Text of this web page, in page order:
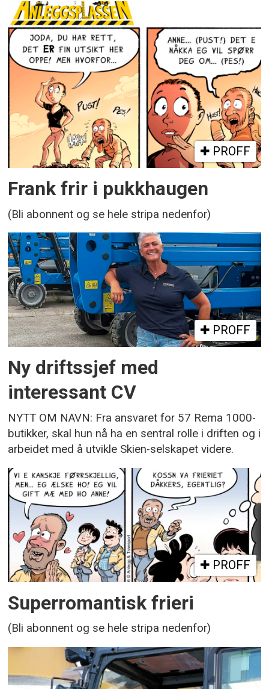
PROFF
Frank frir i pukkhaugen
(Bli abonnent og se hele stripa nedenfor)
PROFF
Ny driftssjef med
interessant CV
NYTT OM NAVN: Fra ansvaret for 57 Rema 1000-
butikker, skal hun nå ha en sentral rolle i driften og i
arbeidet med å utvikle Skien-selskapet videre.
PROFF
Superromantisk frieri
(Bli abonnent og se hele stripa nedenfor)